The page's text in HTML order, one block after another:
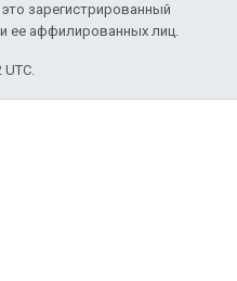
это зарегистрированный
ее аффилированных лиц.